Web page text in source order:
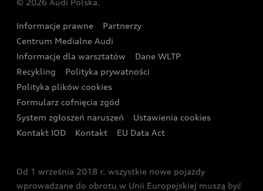
Wyszukaj najbliższego Partnera Audi
Oferta dla przedsiębiorców
Oferta dla klientów prywatnych
Kalkulator rat
Ubezpieczenie
Audi exclusive
Zasięg
Gwarancja
Akcje serwisowe Audi
Katalog online akcesoriów
Audi i Muzeum Sztuki Nowoczesnej w Warszawie
Audi driving experience
Audi quattro Cup
Audi i Puchar Świata w Skokach Narciarskich w
Zakopanem
© 2026 Audi Polska.
Informacje prawne
Partnerzy
Centrum Medialne Audi
Informacje dla warsztatów
Dane WLTP
Recykling
Polityka prywatności
Polityka plików cookies
Formularz cofnięcia zgód
System zgłoszeń naruszeń
Ustawienia cookies
Kontakt IOD
Kontakt EU Data Act
Od 1 września 2018 r. wszystkie nowe pojazdy
wprowadzane do obrotu w Unii Europejskiej muszą być